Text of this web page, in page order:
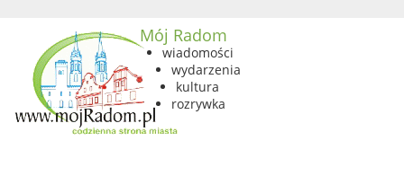
Mój Radom
wiadomości
wydarzenia
kultura
rozrywka